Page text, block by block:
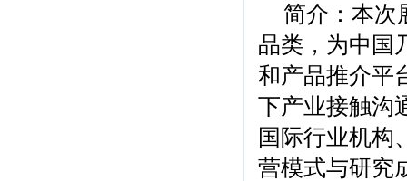
简介：本次
品类，为中国
和产品推介平
下产业接触沟
国际行业机构
营模式与研究